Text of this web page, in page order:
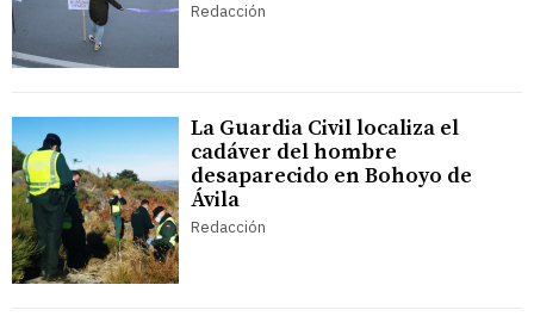
Redacción
La Guardia Civil localiza el
cadáver del hombre
desaparecido en Bohoyo de
Ávila
Redacción